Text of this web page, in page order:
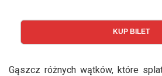
KUP BILET
Gąszcz różnych wątków, które